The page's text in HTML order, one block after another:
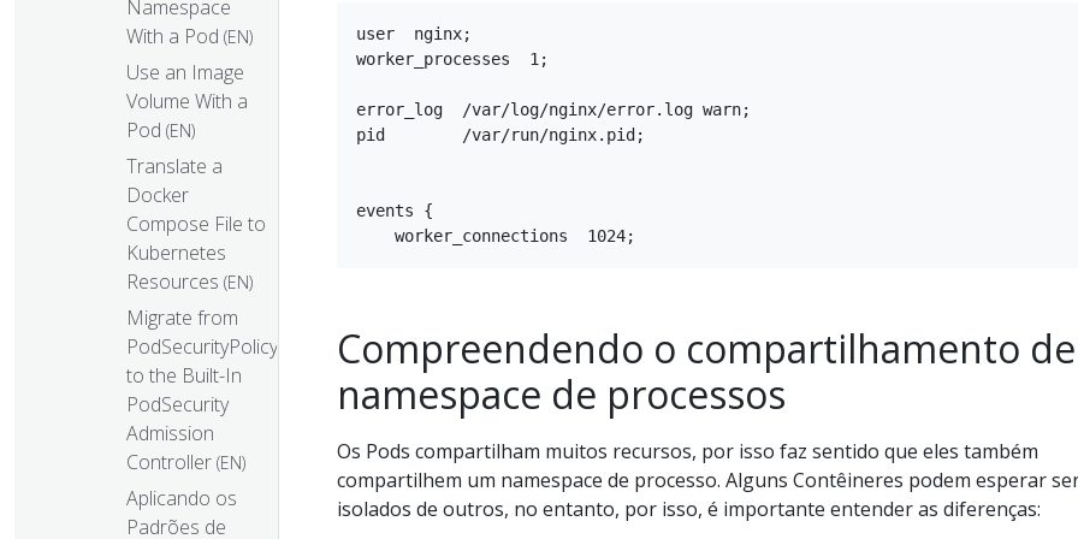
Namespace
With a Pod (EN)
Use an Image
Volume With a
Pod (EN)
Translate a
Docker
Compose File to
Kubernetes
Resources (EN)
Migrate from
PodSecurityPolicy
to the Built-In
PodSecurity
Admission
Controller (EN)
Aplicando os
Padrões de
user  nginx;
worker_processes  1;
error_log  /var/log/nginx/error.log warn;
pid        /var/run/nginx.pid;
events {
Compreendendo o compartilhamento de
namespace de processos
Os Pods compartilham muitos recursos, por isso faz sentido que eles também
compartilhem um namespace de processo. Alguns Contêineres podem esperar
isolados de outros, no entanto, por isso, é importante entender as diferenças: